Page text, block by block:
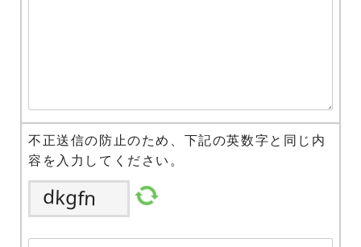
不正送信の防止のため、下記の英数字と同じ内
容を入力してください。